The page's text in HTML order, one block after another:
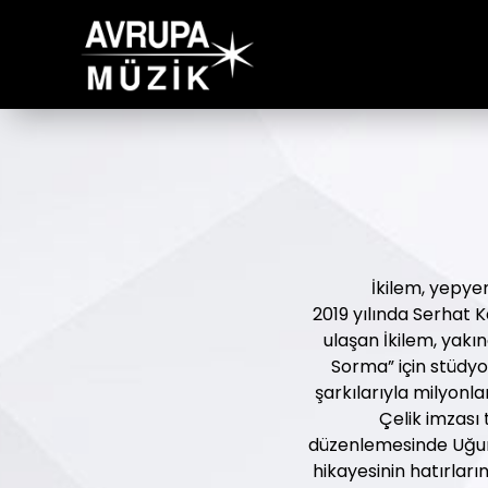
İkilem,
2019 yılında
ulaşan İkilem,
Sorma” için
şarkılarıyla
Çelik
düzenlemesinde
hikayesinin